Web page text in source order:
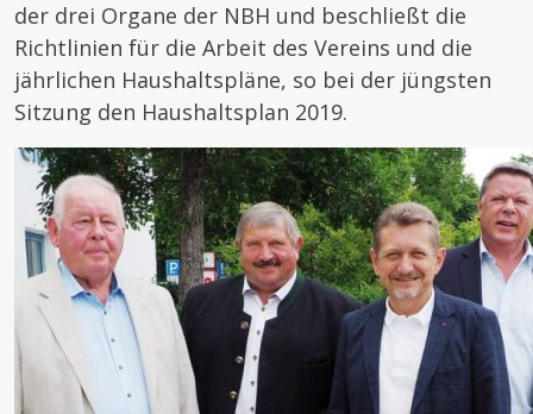
der drei Organe der NBH und beschließt die
Richtlinien für die Arbeit des Vereins und die
jährlichen Haushaltspläne, so bei der jüngsten
Sitzung den Haushaltsplan 2019.